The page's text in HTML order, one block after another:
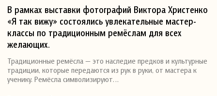
В рамках выставки фотографий Виктора Христенко
«Я так вижу» состоялись увлекательные мастер-
классы по традиционным ремёслам для всех
желающих.
Традиционные ремёсла — это наследие предков и культурные
традиции, которые передаются из рук в руки, от мастера к
ученику. Ремёсла символизируют…